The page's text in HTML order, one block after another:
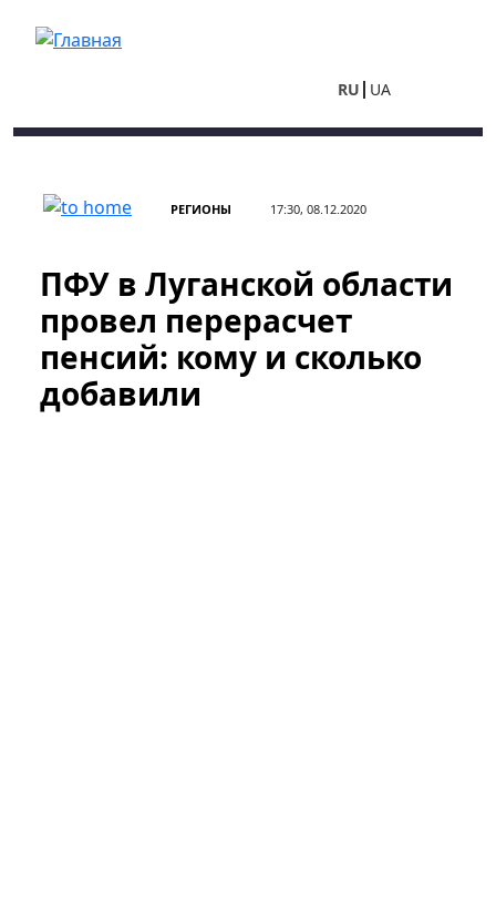
RU UA
РЕГИОНЫ 17:30, 08.12.2020
ПФУ в Луганской области
провел перерасчет
пенсий: кому и сколько
добавили